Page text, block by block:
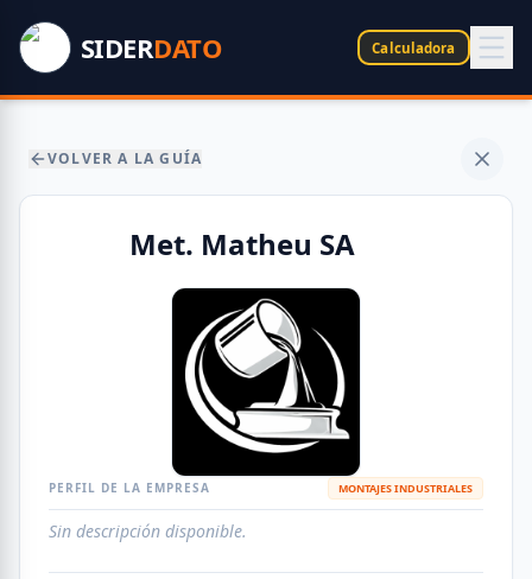
SIDERDATO Calculadora
VOLVER A LA GUÍA
Met. Matheu SA
PERFIL DE LA EMPRESA MONTAJES INDUSTRIALES
Sin descripción disponible.